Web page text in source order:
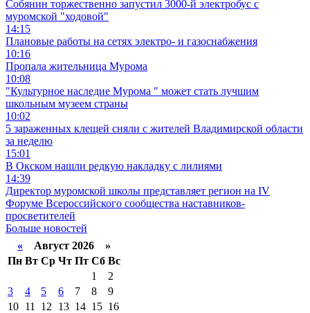
Собянин торжественно запустил 3000-й электробус с
муромской "ходовой"
14:15
Плановые работы на сетях электро- и газоснабжения
10:16
Пропала жительница Мурома
10:08
"Культурное наследие Мурома " может стать лучшим
школьным музеем страны
10:02
5 зараженных клещей сняли с жителей Владимирской области
за неделю
15:01
В Окском нашли редкую накладку с лилиями
14:39
Директор муромской школы представляет регион на IV
Форуме Всероссийского сообщества наставников-
просветителей
Больше новостей
« Август 2026 »
Пн Вт Ср Чт Пт Сб Вс
1
2
3
4 5 6 7 8
9
10 11 12 13 14 15 16